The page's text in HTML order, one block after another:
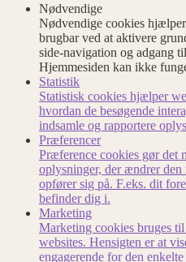
Nødvendige
Nødvendige cookies
brugbar ved at aktivere
side-navigation og adgang
Hjemmesiden kan ikke
Statistik
Statistisk cookies hjælper
hvordan de besøgende
indsamle og rapportere
Præferencer
Præference cookies gør det
oplysninger, der ændrer den
opfører sig på. F.eks. dit
befinder dig i.
Marketing
Marketing cookies bruges
websites. Hensigten er at
engagerende for den